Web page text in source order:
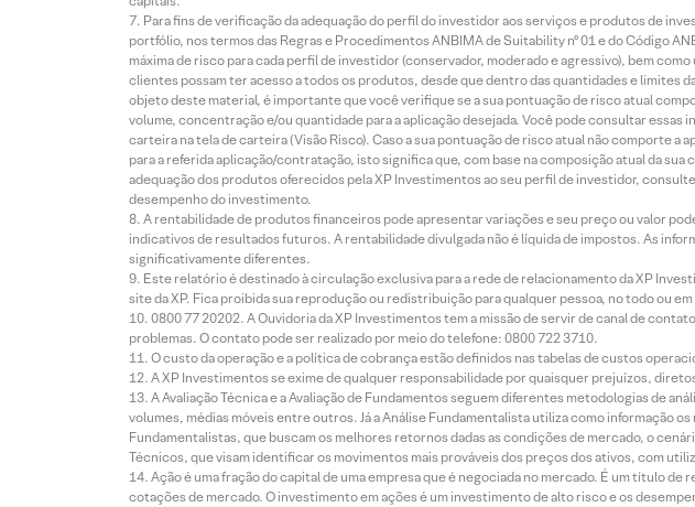
Para fins de verificação da adequação do perfil do investidor aos serviços e produtos de
portfólio, nos termos das Regras e Procedimentos ANBIMA de Suitability nº 01 e do Código
máxima de risco para cada perfil de investidor (conservador, moderado e agressivo), bem
clientes possam ter acesso a todos os produtos, desde que dentro das quantidades e limites
objeto deste material, é importante que você verifique se a sua pontuação de risco atual
volume, concentração e/ou quantidade para a aplicação desejada. Você pode consultar
carteira na tela de carteira (Visão Risco). Caso a sua pontuação de risco atual não comporte
para a referida aplicação/contratação, isto significa que, com base na composição atual da
adequação dos produtos oferecidos pela XP Investimentos ao seu perfil de investidor,
desempenho do investimento.
A rentabilidade de produtos financeiros pode apresentar variações e seu preço ou valor
indicativos de resultados futuros. A rentabilidade divulgada não é líquida de impostos. As
significativamente diferentes.
Este relatório é destinado à circulação exclusiva para a rede de relacionamento da XP
site da XP. Fica proibida sua reprodução ou redistribuição para qualquer pessoa, no todo ou
0800 77 20202. A Ouvidoria da XP Investimentos tem a missão de servir de canal de
problemas. O contato pode ser realizado por meio do telefone: 0800 722 3710.
O custo da operação e a política de cobrança estão definidos nas tabelas de custos
A XP Investimentos se exime de qualquer responsabilidade por quaisquer prejuízos,
A Avaliação Técnica e a Avaliação de Fundamentos seguem diferentes metodologias de
volumes, médias móveis entre outros. Já a Análise Fundamentalista utiliza como informação
Fundamentalistas, que buscam os melhores retornos dadas as condições de mercado, o
Técnicos, que visam identificar os movimentos mais prováveis dos preços dos ativos, com
Ação é uma fração do capital de uma empresa que é negociada no mercado. É um título
cotações de mercado. O investimento em ações é um investimento de alto risco e os